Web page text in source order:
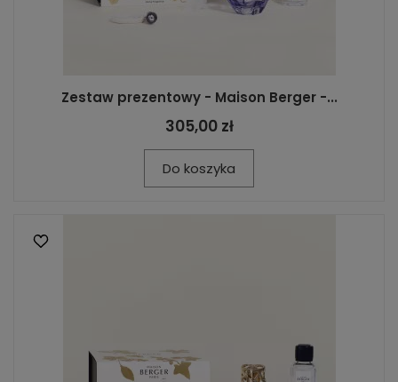
Zestaw prezentowy - Maison Berger -...
305,00 zł
Do koszyka